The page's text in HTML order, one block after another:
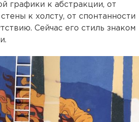
графики к абстракции, от
к холсту, от спонтанности
Сейчас его стиль знаком